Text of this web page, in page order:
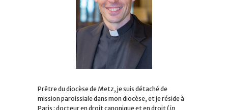
Prêtre du diocèse de Metz, je suis détaché de
mission paroissiale dans mon diocèse, et je réside à
Paris : docteur en droit canonique et en droit (in